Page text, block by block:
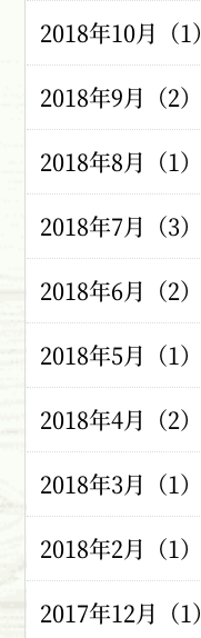
2018年10月（1）
2018年9月（2）
2018年8月（1）
2018年7月（3）
2018年6月（2）
2018年5月（1）
2018年4月（2）
2018年3月（1）
2018年2月（1）
2017年12月（1）